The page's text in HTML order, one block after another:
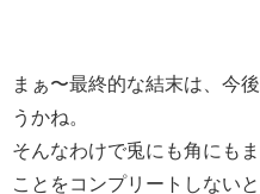
まぁ〜最終的な結末は、今
うかね。
そんなわけで兎にも角にも
ことをコンプリートしない